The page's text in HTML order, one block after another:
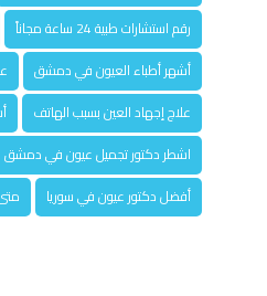
رقم استشارات طبية 24 ساعة مجاناً
أشهر أطباء العيون في دمشق
علاج إجهاد العين بسبب الهاتف
اشطر دكتور تجميل عيون في دمشق
أفضل دكتور عيون في سوريا